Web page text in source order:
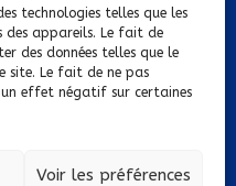
technologies telles que les
des appareils. Le fait de
des données telles que le
site. Le fait de ne pas
effet négatif sur certaines
Voir les préférences